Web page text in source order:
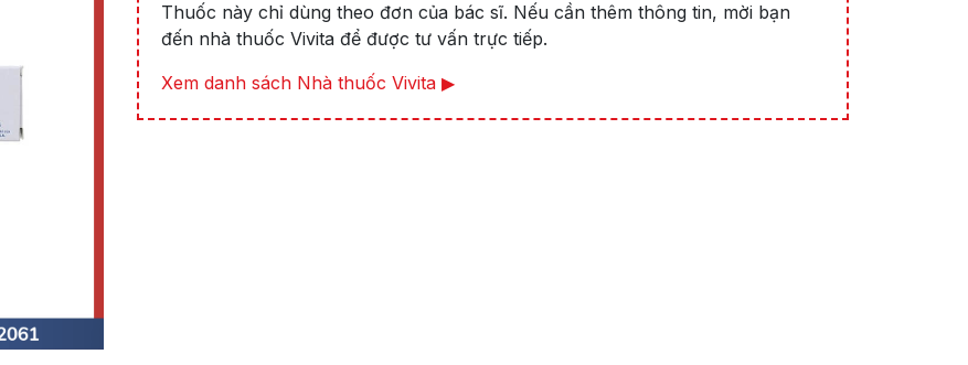
Thuốc này chỉ dùng theo đơn của bác sĩ. Nếu cần thêm thông tin, mời bạn
đến nhà thuốc Vivita để được tư vấn trực tiếp.
Xem danh sách Nhà thuốc Vivita ▶